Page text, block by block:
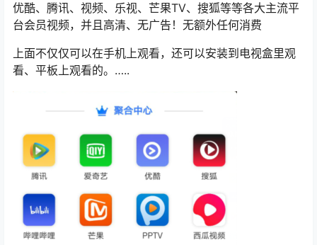
优酷、腾讯、视频、乐视、芒果TV、搜狐等等各大主流平
台会员视频，并且高清、无广告！无额外任何消费
上面不仅仅可以在手机上观看，还可以安装到电视盒里观
看、平板上观看的。…..